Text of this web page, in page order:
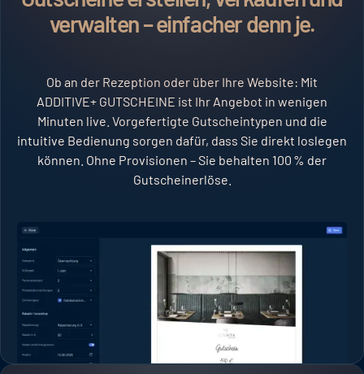
verwalten – einfacher denn je.
Ob an der Rezeption oder über Ihre Website: Mit
ADDITIVE+ GUTSCHEINE ist Ihr Angebot in wenigen
Minuten live. Vorgefertigte Gutscheintypen und die
intuitive Bedienung sorgen dafür, dass Sie direkt loslegen
können. Ohne Provisionen – Sie behalten 100 % der
Gutscheinerlöse.